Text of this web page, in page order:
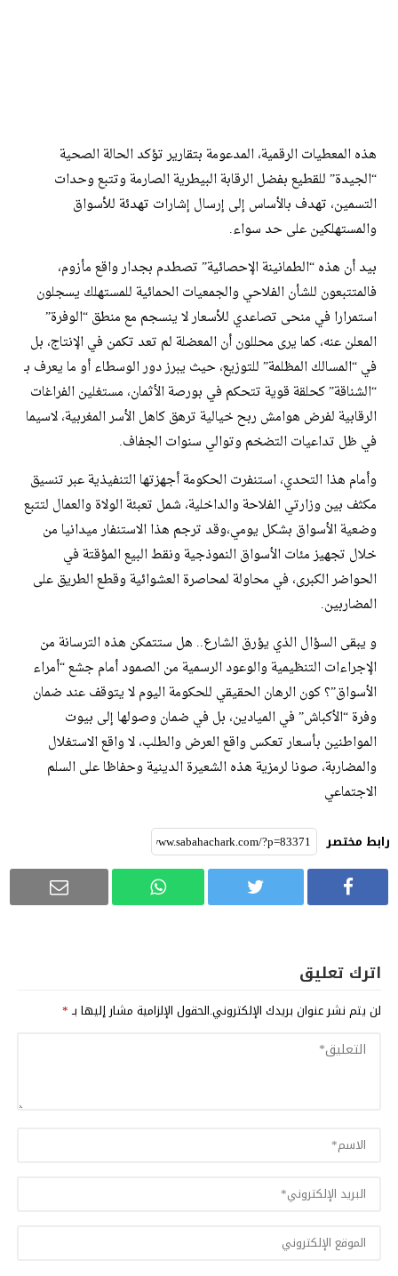
هذه المعطيات الرقمية، المدعومة بتقارير تؤكد الحالة الصحية
“الجيدة” للقطيع بفضل الرقابة البيطرية الصارمة وتتبع وحدات
التسمين، تهدف بالأساس إلى إرسال إشارات تهدئة للأسواق
والمستهلكين على حد سواء.
​بيد أن هذه “الطمانينة الإحصائية” تصطدم بجدار واقع مأزوم،
فالمتتبعون للشأن الفلاحي والجمعيات الحمائية للمستهلك يسجلون
استمرارا في منحى تصاعدي للأسعار لا ينسجم مع منطق “الوفرة”
المعلن عنه، كما يرى محللون أن المعضلة لم تعد تكمن في الإنتاج، بل
في “المسالك المظلمة” للتوزيع، حيث يبرز دور الوسطاء أو ما يعرف بـ
“الشناقة” كحلقة قوية تتحكم في بورصة الأثمان، مستغلين الفراغات
الرقابية لفرض هوامش ربح خيالية ترهق كاهل الأسر المغربية، لاسيما
في ظل تداعيات التضخم وتوالي سنوات الجفاف.
​وأمام هذا التحدي، استنفرت الحكومة أجهزتها التنفيذية عبر تنسيق
مكثف بين وزارتي الفلاحة والداخلية، شمل تعبئة الولاة والعمال لتتبع
وضعية الأسواق بشكل يومي،وقد ترجم هذا الاستنفار ميدانيا من
خلال تجهيز مئات الأسواق النموذجية ونقط البيع المؤقتة في
الحواضر الكبرى، في محاولة لمحاصرة العشوائية وقطع الطريق على
المضاربين.
​و يبقى السؤال الذي يؤرق الشارع.. هل ستتمكن هذه الترسانة من
الإجراءات التنظيمية والوعود الرسمية من الصمود أمام جشع “أمراء
الأسواق”؟ كون الرهان الحقيقي للحكومة اليوم لا يتوقف عند ضمان
وفرة “الأكباش” في الميادين، بل في ضمان وصولها إلى بيوت
المواطنين بأسعار تعكس واقع العرض والطلب، لا واقع الاستغلال
والمضاربة، صونا لرمزية هذه الشعيرة الدينية وحفاظا على السلم
الاجتماعي
رابط مختصر
اترك تعليق
لن يتم نشر عنوان بريدك الإلكتروني.الحقول الإلزامية مشار إليها بـ*